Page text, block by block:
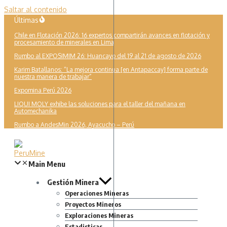
Saltar al contenido
Últimas
Chile en Flotación 2026: 16 expertos compartirán avances en flotación y
procesamiento de minerales en Lima
Rumbo al EXPOSIMIM 26: Huancayo del 19 al 21 de agosto de 2026
Karim Batallanos: “La mejora continua [en Antapaccay] forma parte de
nuestra manera de trabajar”
Expomina Perú 2026
LIQUI MOLY exhibe las soluciones para el taller del mañana en
Automechanika
Rumbo a AndesMin 2026, Ayacucho – Perú
Main Menu
Gestión Minera
Operaciones Mineras
Proyectos Mineros
Exploraciones Mineras